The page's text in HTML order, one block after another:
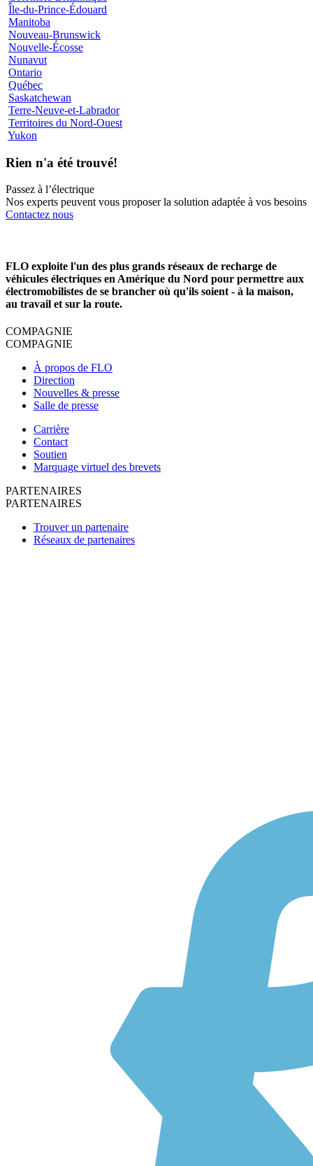
Île-du-Prince-Édouard
Manitoba
Nouveau-Brunswick
Nouvelle-Écosse
Nunavut
Ontario
Québec
Saskatchewan
Terre-Neuve-et-Labrador
Territoires du Nord-Ouest
Yukon
Rien n'a été trouvé!
Passez à l’électrique
Nos experts peuvent vous proposer la solution adaptée à vos besoins
Contactez nous
FLO exploite l'un des plus grands réseaux de recharge de
véhicules électriques en Amérique du Nord pour permettre aux
électromobilistes de se brancher où qu'ils soient - à la maison,
au travail et sur la route.
COMPAGNIE
COMPAGNIE
À propos de FLO
Direction
Nouvelles & presse
Salle de presse
Carrière
Contact
Soutien
Marquage virtuel des brevets
PARTENAIRES
PARTENAIRES
Trouver un partenaire
Réseaux de partenaires